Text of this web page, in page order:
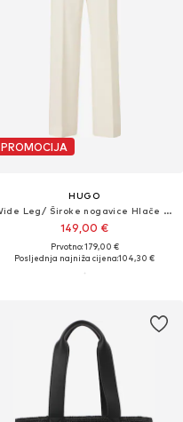
PROMOCIJA
HUGO
Wide Leg/ Široke nogavice Hlače na crtu 'Huzili'
149,00 €
Prvotno: 179,00 €
Posljednja najniža cijena:104,30 €